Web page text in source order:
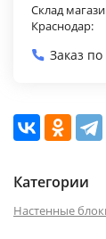
Склад
Краснодар:
Заказ
Категории
Настенные